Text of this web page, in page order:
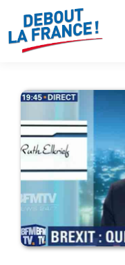
Panneau de gestion des